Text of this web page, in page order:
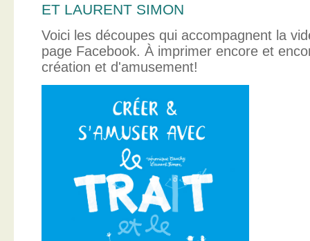
ET LAURENT SIMON
Voici les découpes qui accompagnent la
page Facebook. À imprimer encore et
création et d'amusement!